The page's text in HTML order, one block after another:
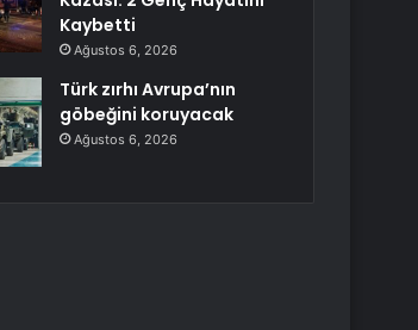
Kaybetti
Ağustos 6, 2026
Türk zırhı Avrupa’nın
göbeğini koruyacak
Ağustos 6, 2026